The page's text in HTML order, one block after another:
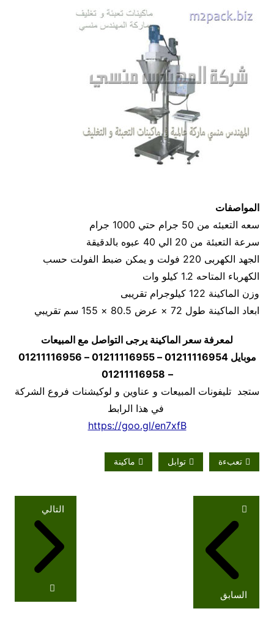
المواصفات
سعه التعبئه من 50 جرام حتي 1000 جرام
سرعة التعبئة من 20 الي 40 عبوه بالدقيقة
الجهد الكهربى 220 فولت و يمكن ضبط الفولت حسب
الكهرباء المتاحه 1.2 كيلو وات
وزن الماكينة 122 كيلوجرام تقريبى
ابعاد الماكينة طول 72 × عرض 80.5 × 155 سم تقريبي
لمعرفة سعر الماكينة يرجى التواصل مع المبيعات
موبايل01211116954 – 01211116955 – 01211116956
–
01211116958
ستجد تليفونات المبيعات و عناوين و لوكيشنات فروع الشركة
في هذا الرابط
https://goo.gl/en7xfB
تعبءة توابل ماكينة
تصفّح
المقالات
السابق
التالي